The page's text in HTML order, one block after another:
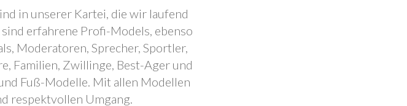
in unserer Kartei, die wir laufend
erfahrene Profi-Models, ebenso
Moderatoren, Sprecher, Sportler,
Familien, Zwillinge, Best-Ager und
Fuß-Modelle. Mit allen Modellen
respektvollen Umgang.